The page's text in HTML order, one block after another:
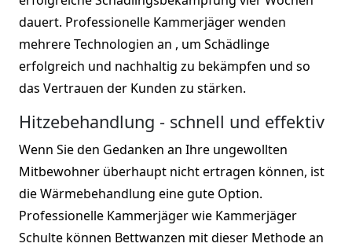
dauert. Professionelle Kammerjäger wenden
mehrere Technologien an , um Schädlinge
erfolgreich und nachhaltig zu bekämpfen und so
das Vertrauen der Kunden zu stärken.
Hitzebehandlung - schnell und effektiv
Wenn Sie den Gedanken an Ihre ungewollten
Mitbewohner überhaupt nicht ertragen können, ist
die Wärmebehandlung eine gute Option.
Professionelle Kammerjäger wie Kammerjäger
Schulte können Bettwanzen mit dieser Methode an